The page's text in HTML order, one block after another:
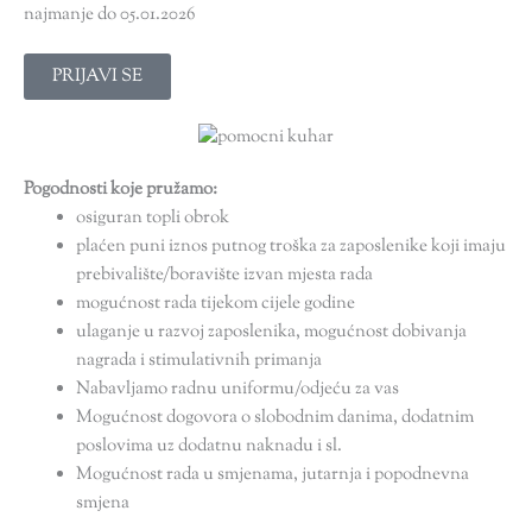
najmanje do 05.01.2026
PRIJAVI SE
Pogodnosti koje pružamo:
osiguran topli obrok
plaćen puni iznos putnog troška za zaposlenike koji imaju
prebivalište/boravište izvan mjesta rada
mogućnost rada tijekom cijele godine
ulaganje u razvoj zaposlenika, mogućnost dobivanja
nagrada i stimulativnih primanja
Nabavljamo radnu uniformu/odjeću za vas
Mogućnost dogovora o slobodnim danima, dodatnim
poslovima uz dodatnu naknadu i sl.
Mogućnost rada u smjenama, jutarnja i popodnevna
smjena